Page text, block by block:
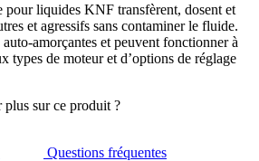
pour liquides KNF transfèrent, dosent et
et agressifs sans contaminer le fluide.
amorçantes et peuvent fonctionner à
types de moteur et d’options de réglage
plus sur ce produit ?
Questions fréquentes